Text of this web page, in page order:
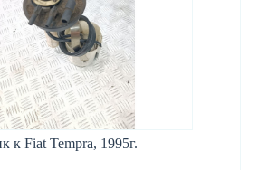
к Fiat Tempra, 1995г.